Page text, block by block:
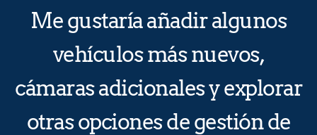
Me gustaría añadir algunos
vehículos más nuevos,
cámaras adicionales y explorar
otras opciones de gestión de